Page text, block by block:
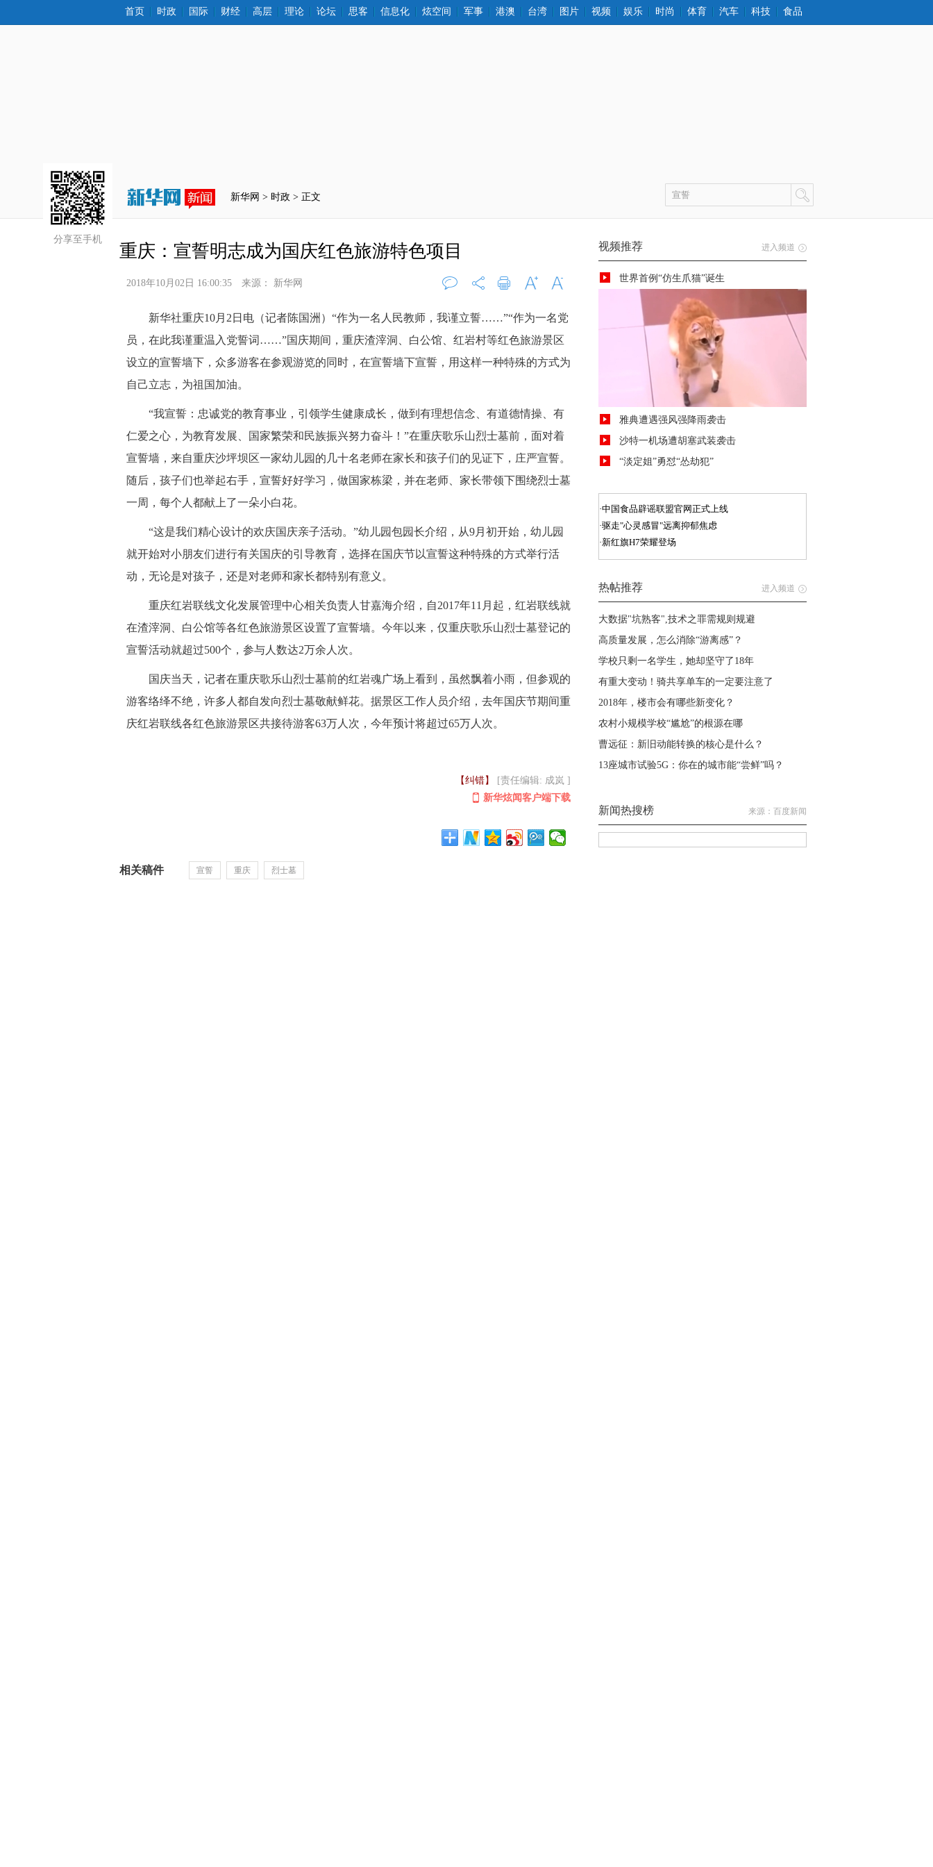
首页 时政 国际 财经 高层 理论 论坛 思客 信息化 炫空间 军事 港澳 台湾 图片 视频 娱乐 时尚 体育 汽车 科技 食品
新华网 > 时政 > 正文
分享至手机
重庆：宣誓明志成为国庆红色旅游特色项目
2018年10月02日 16:00:35 来源： 新华网
评论 字大 字小
新华社重庆10月2日电（记者陈国洲）“作为一名人民教师，我谨立誓……”“作为一名党
员，在此我谨重温入党誓词……”国庆期间，重庆渣滓洞、白公馆、红岩村等红色旅游景区
设立的宣誓墙下，众多游客在参观游览的同时，在宣誓墙下宣誓，用这样一种特殊的方式为
自己立志，为祖国加油。
“我宣誓：忠诚党的教育事业，引领学生健康成长，做到有理想信念、有道德情操、有
仁爱之心，为教育发展、国家繁荣和民族振兴努力奋斗！”在重庆歌乐山烈士墓前，面对着
宣誓墙，来自重庆沙坪坝区一家幼儿园的几十名老师在家长和孩子们的见证下，庄严宣誓。
随后，孩子们也举起右手，宣誓好好学习，做国家栋梁，并在老师、家长带领下围绕烈士墓
一周，每个人都献上了一朵小白花。
“这是我们精心设计的欢庆国庆亲子活动。”幼儿园包园长介绍，从9月初开始，幼儿园
就开始对小朋友们进行有关国庆的引导教育，选择在国庆节以宣誓这种特殊的方式举行活
动，无论是对孩子，还是对老师和家长都特别有意义。
重庆红岩联线文化发展管理中心相关负责人甘嘉海介绍，自2017年11月起，红岩联线就
在渣滓洞、白公馆等各红色旅游景区设置了宣誓墙。今年以来，仅重庆歌乐山烈士墓登记的
宣誓活动就超过500个，参与人数达2万余人次。
国庆当天，记者在重庆歌乐山烈士墓前的红岩魂广场上看到，虽然飘着小雨，但参观的
游客络绎不绝，许多人都自发向烈士墓敬献鲜花。据景区工作人员介绍，去年国庆节期间重
庆红岩联线各红色旅游景区共接待游客63万人次，今年预计将超过65万人次。
【纠错】
[责任编辑: 成岚 ]
新华炫闻客户端下载
相关稿件 宣誓 重庆 烈士墓